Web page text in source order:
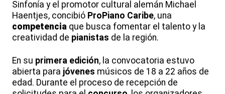
Sinfonía y el promotor cultural alemán Michael
Haentjes, concibió ProPiano Caribe, una
competencia que busca fomentar el talento y la
creatividad de pianistas de la región.
En su primera edición, la convocatoria estuvo
abierta para jóvenes músicos de 18 a 22 años de
edad. Durante el proceso de recepción de